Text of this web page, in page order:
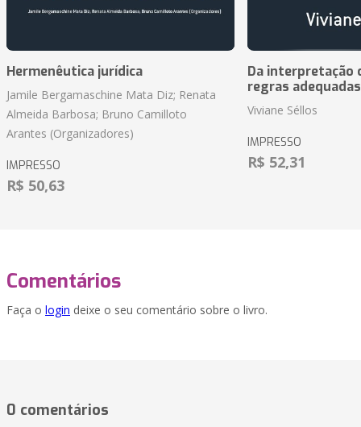
Hermenêutica jurídica
Jamile Bergamaschine Mata Diz; Renata
Almeida Barbosa; Bruno Camilloto
Arantes (Organizadores)
IMPRESSO
R$ 50,63
Da interpretação
regras
Viviane Séllos
IMPRESSO
R$ 52,31
Comentários
Faça o login deixe o seu comentário sobre o livro.
0 comentários